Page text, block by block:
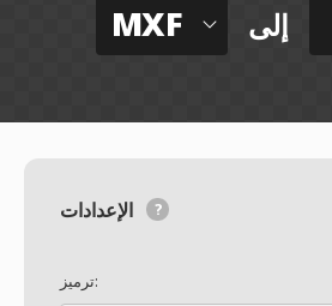
MXF إلى
ترميز: